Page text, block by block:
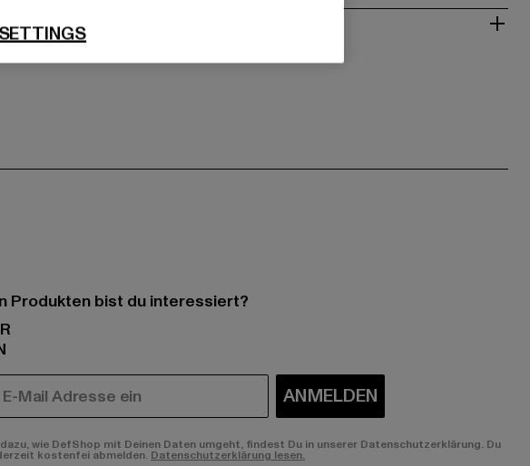
& RÜCKGABE
Produkten bist du interessiert?
ANMELDEN
wie DefShop mit Deinen Daten umgeht, findest Du in unserer Datenschutzerklärung. Du
kostenfei abmelden. Datenschutzerklärung lesen.